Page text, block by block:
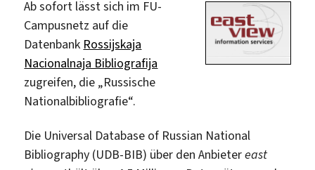
Ab sofort lässt sich im FU-
Campusnetz auf die
Datenbank Rossijskaja
Nacionalnaja Bibliografija
zugreifen, die „Russische
Nationalbibliografie“.
Die Universal Database of Russian National
Bibliography (UDB-BIB) über den Anbietereast